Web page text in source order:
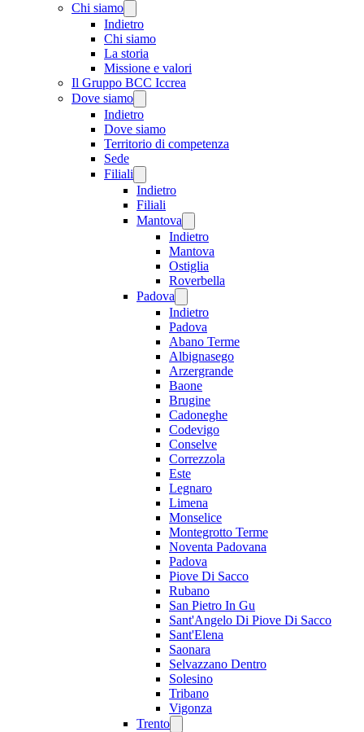
Chi siamo
Indietro
Chi siamo
La storia
Missione e valori
Il Gruppo BCC Iccrea
Dove siamo
Indietro
Dove siamo
Territorio di competenza
Sede
Filiali
Indietro
Filiali
Mantova
Indietro
Mantova
Ostiglia
Roverbella
Padova
Indietro
Padova
Abano Terme
Albignasego
Arzergrande
Baone
Brugine
Cadoneghe
Codevigo
Conselve
Correzzola
Este
Legnaro
Limena
Monselice
Montegrotto Terme
Noventa Padovana
Padova
Piove Di Sacco
Rubano
San Pietro In Gu
Sant'Angelo Di Piove Di Sacco
Sant'Elena
Saonara
Selvazzano Dentro
Solesino
Tribano
Vigonza
Trento